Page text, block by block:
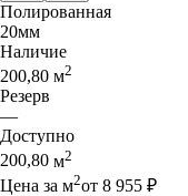
Полированная
20мм
Наличие
200,80 м2
Резерв
—
Доступно
200,80 м2
Цена за м2от 8 955 ₽